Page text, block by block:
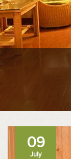
09
July